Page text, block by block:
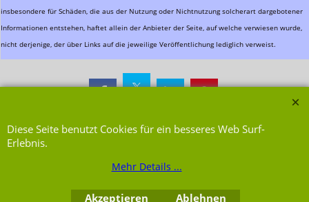
insbesondere für Schäden, die aus der Nutzung oder Nichtnutzung solcherart dargebotener
Informationen entstehen, haftet allein der Anbieter der Seite, auf welche verwiesen wurde,
nicht derjenige, der über Links auf die jeweilige Veröffentlichung lediglich verweist.
Diese Seite benutzt Cookies für ein besseres Web Surf-
Erlebnis.
Mehr Details ...
Akzeptieren Ablehnen